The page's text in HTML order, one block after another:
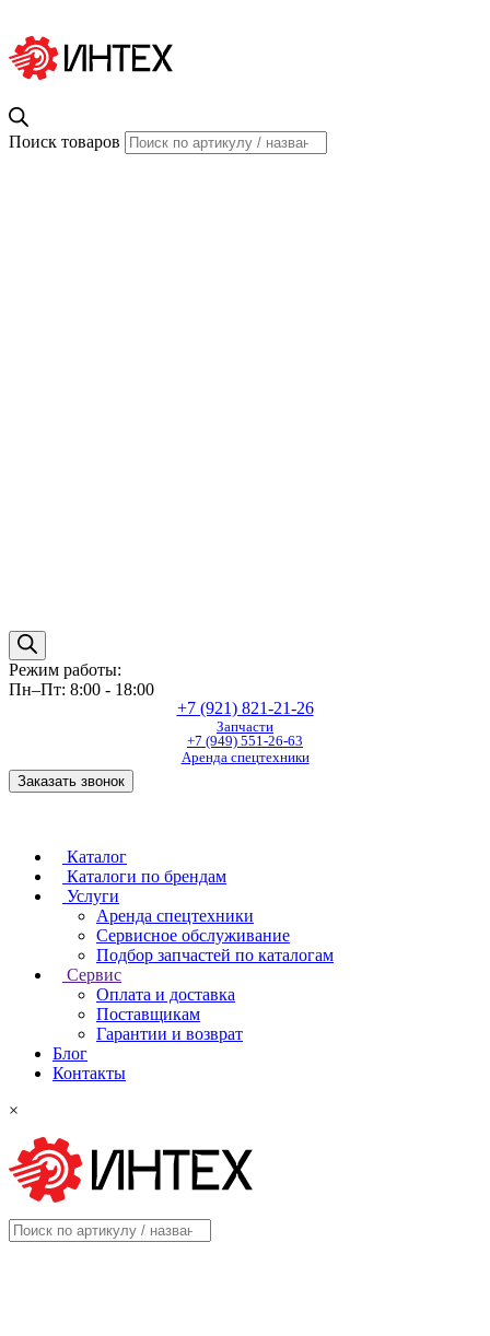
Поиск товаров
Режим работы:
Пн–Пт: 8:00 - 18:00
+7 (921) 821-21-26
Запчасти
+7 (949) 551-26-63
Аренда спецтехники
Заказать звонок
Каталог
Каталоги по брендам
Услуги
Аренда спецтехники
Сервисное обслуживание
Подбор запчастей по каталогам
Сервис
Оплата и доставка
Поставщикам
Гарантии и возврат
Блог
Контакты
×